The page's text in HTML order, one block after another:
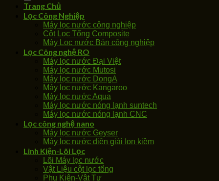
Trang Chủ
Lọc Công Nghiệp
Máy lọc nước công nghiệp
Cột Lọc Tổng Composite
Máy Loc nước Bán công nghiệp
Lọc Công nghệ RO
Máy lọc nước Đại Việt
Máy lọc nước Mutosi
Máy lọc nước DongA
Máy lọc nước Kangaroo
Máy lọc nước Aqua
Máy lọc nước nóng lạnh suntech
Máy lọc nước nóng lạnh CNC
Lọc công nghệ nano
Máy lọc nước Geyser
Máy lọc nước điện giải Ion kiềm
Linh Kiện-Lõi Lọc
Lõi Máy lọc nước
Vật Liệu cột lọc tổng
Phụ Kiện-Vật Tư